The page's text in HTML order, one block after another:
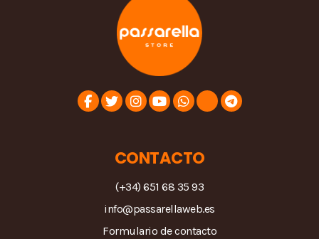
CONTACTO
(+34) 651 68 35 93
info@passarellaweb.es
Formulario de contacto